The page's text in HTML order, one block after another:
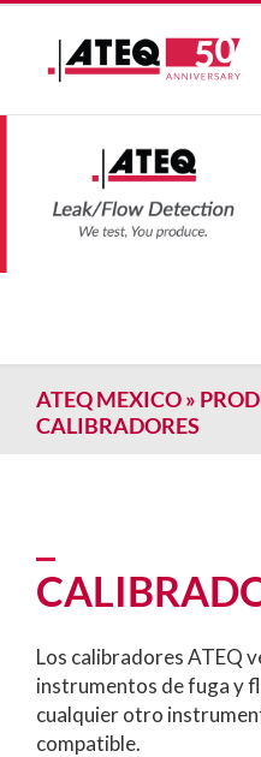
Skip
content
ATEQ MEXICO»
CALIBRADORES
Los calibradores ATEQ
instrumentos de fuga y
cualquier otro
compatible.